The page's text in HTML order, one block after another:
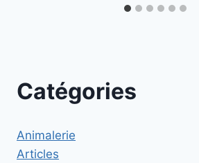
Catégories
Animalerie
Articles